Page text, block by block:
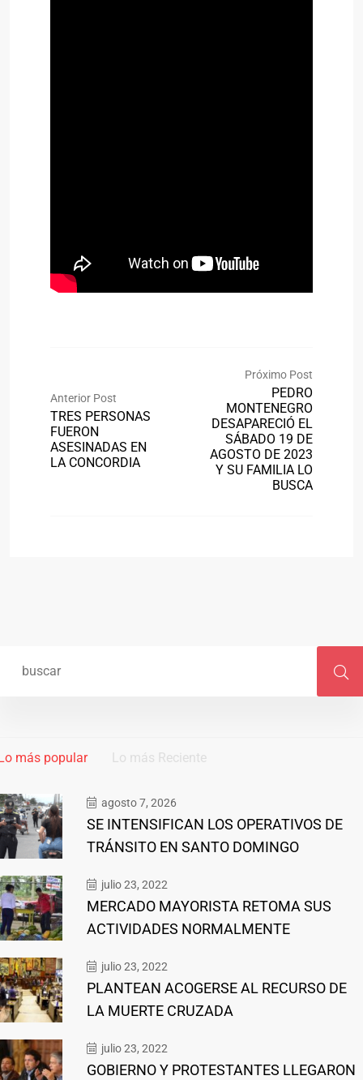
Anterior Post
TRES PERSONAS
FUERON
ASESINADAS EN
LA CONCORDIA
Próximo Post
PEDRO
MONTENEGRO
DESAPARECIÓ EL
SÁBADO 19 DE
AGOSTO DE 2023
Y SU FAMILIA LO
BUSCA
más popular Lo más Reciente
agosto 7, 2026
SE INTENSIFICAN LOS OPERATIVOS DE
TRÁNSITO EN SANTO DOMINGO
julio 23, 2022
MERCADO MAYORISTA RETOMA SUS
ACTIVIDADES NORMALMENTE
julio 23, 2022
PLANTEAN ACOGERSE AL RECURSO DE
LA MUERTE CRUZADA
julio 23, 2022
GOBIERNO Y PROTESTANTES LLEGARON